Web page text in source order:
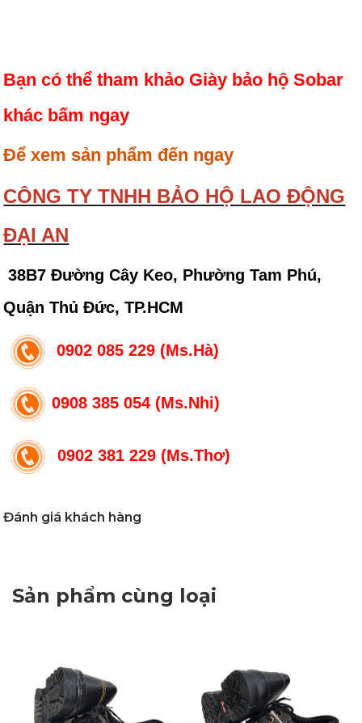
Bạn có thể tham khảo Giày bảo hộ Sobar
khác bấm ngay
Để xem sản phẩm đến ngay
CÔNG TY TNHH BẢO HỘ LAO ĐỘNG
ĐẠI AN
38B7 Đường Cây Keo, Phường Tam Phú,
Quận Thủ Đức, TP.HCM
0902 085 229 (Ms.Hà)
0908 385 054 (Ms.Nhi)
0902 381 229 (Ms.Thơ)
Đánh giá khách hàng
Sản phẩm cùng loại